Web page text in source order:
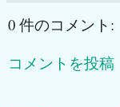
0 件のコメント:
コメントを投稿